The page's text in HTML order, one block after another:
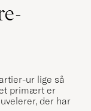
ur lige så
primært er
der har